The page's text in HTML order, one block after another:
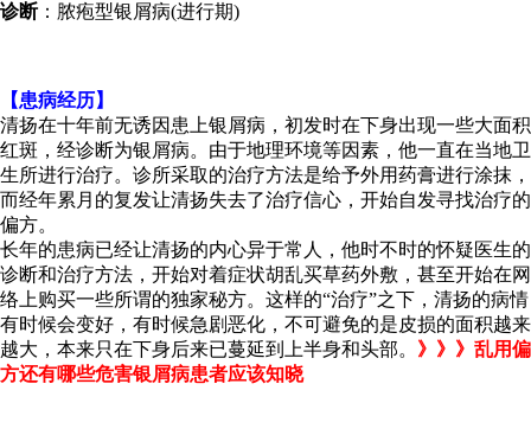
诊断：脓疱型银屑病(进行期)
【患病经历】
清扬在十年前无诱因患上银屑病，初发时在下身出现一些大面积
红斑，经诊断为银屑病。由于地理环境等因素，他一直在当地卫
生所进行治疗。诊所采取的治疗方法是给予外用药膏进行涂抹，
而经年累月的复发让清扬失去了治疗信心，开始自发寻找治疗的
偏方。
长年的患病已经让清扬的内心异于常人，他时不时的怀疑医生的
诊断和治疗方法，开始对着症状胡乱买草药外敷，甚至开始在网
络上购买一些所谓的独家秘方。这样的“治疗”之下，清扬的病情
有时候会变好，有时候急剧恶化，不可避免的是皮损的面积越来
越大，本来只在下身后来已蔓延到上半身和头部。 》》》乱用偏
方还有哪些危害银屑病患者应该知晓